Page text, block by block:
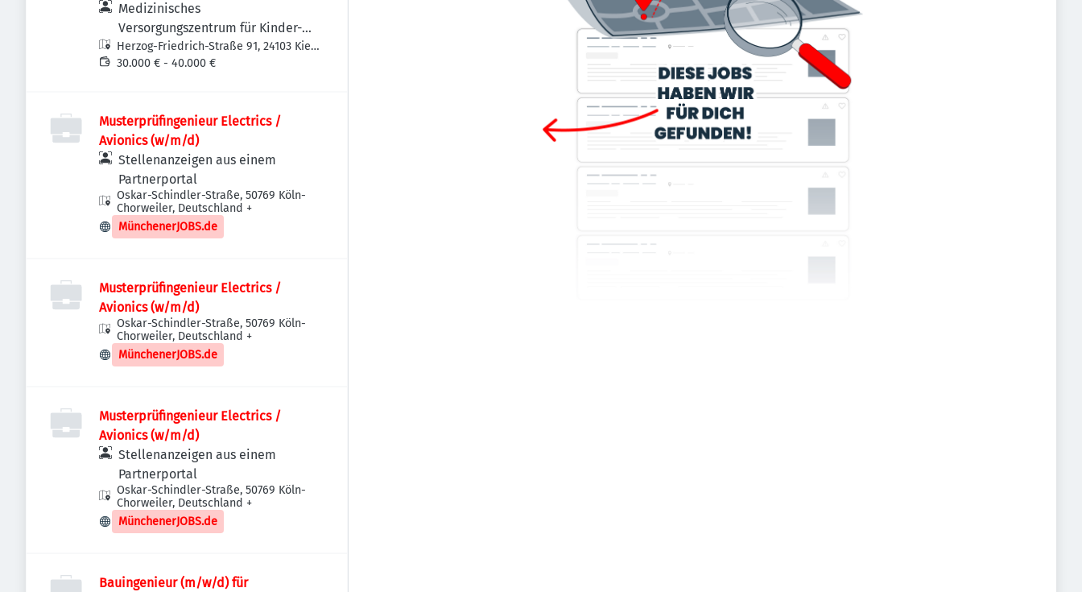
Medizinisches
Versorgungszentrum für Kinder-
und Jugendpsychiatrie und -
psychotherapie Kiel
Herzog-Friedrich-Straße 91, 24103 Kiel,
Deutschland
30.000 € - 40.000 €
Musterprüfingenieur Electrics /
Avionics (w/m/d)
Stellenanzeigen aus einem
Partnerportal
Oskar-Schindler-Straße, 50769 Köln-
Chorweiler, Deutschland +
MünchenerJOBS.de
Musterprüfingenieur Electrics /
Avionics (w/m/d)
Oskar-Schindler-Straße, 50769 Köln-
Chorweiler, Deutschland +
MünchenerJOBS.de
Musterprüfingenieur Electrics /
Avionics (w/m/d)
Stellenanzeigen aus einem
Partnerportal
Oskar-Schindler-Straße, 50769 Köln-
Chorweiler, Deutschland +
MünchenerJOBS.de
Bauingenieur (m/w/d) für